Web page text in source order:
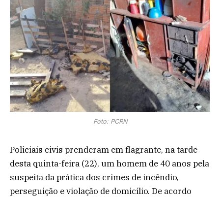
Foto: PCRN
Policiais civis prenderam em flagrante, na tarde
desta quinta-feira (22), um homem de 40 anos pela
suspeita da prática dos crimes de incêndio,
perseguição e violação de domicílio. De acordo